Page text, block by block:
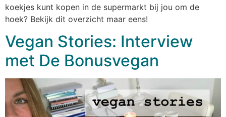
koekjes kunt kopen in de supermarkt bij jou om de
hoek? Bekijk dit overzicht maar eens!
Vegan Stories: Interview
met De Bonusvegan